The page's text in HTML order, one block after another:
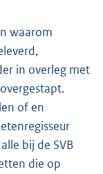
waarom
in overleg met
of en
bij de SVB
die op